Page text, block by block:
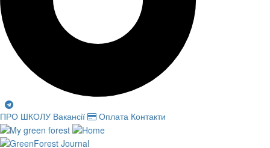
ПРО ШКОЛУ Вакансії Оплата Контакти